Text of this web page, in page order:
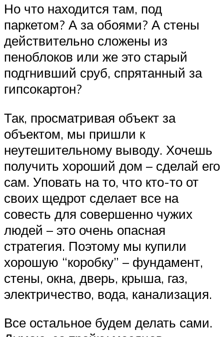
Но что находится там, под
паркетом? А за обоями? А стены
действительно сложены из
пеноблоков или же это старый
подгнивший сруб, спрятанный за
гипсокартон?
Так, просматривая объект за
объектом, мы пришли к
неутешительному выводу. Хочешь
получить хороший дом – сделай его
сам. Уповать на то, что кто-то от
своих щедрот сделает все на
совесть для совершенно чужих
людей – это очень опасная
стратегия. Поэтому мы купили
хорошую “коробку” – фундамент,
стены, окна, дверь, крыша, газ,
электричество, вода, канализация.
Все остальное будем делать сами.